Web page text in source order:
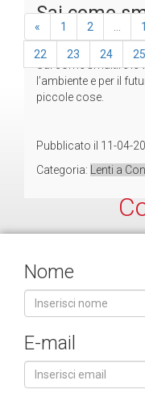
Sai come
contatto?
Sai come smaltire le
l’ambiente e per il
piccole cose.
Pubblicato il 11-04-
Categoria:
Lenti a
« 1 2 ...
22 23 24 25
Hai
Nome
E-mail